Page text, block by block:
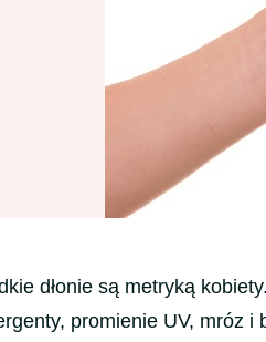
dłonie są metryką
promienie UV, mróz i